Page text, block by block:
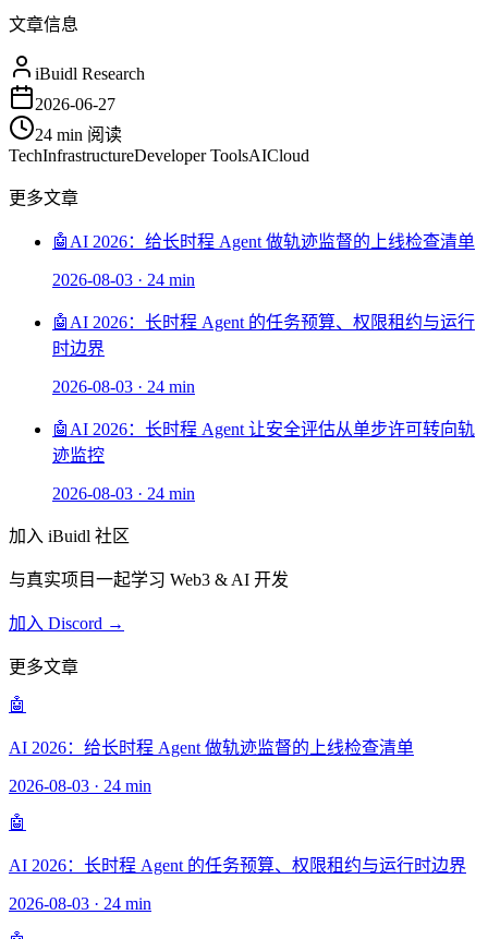
文章信息
iBuidl Research
2026-06-27
24 min 阅读
TechInfrastructureDeveloper ToolsAICloud
更多文章
🤖 AI 2026：给长时程 Agent 做轨迹监督的上线检查清单
2026-08-03 · 24 min
🤖 AI 2026：长时程 Agent 的任务预算、权限租约与运行
时边界
2026-08-03 · 24 min
🤖 AI 2026：长时程 Agent 让安全评估从单步许可转向轨
迹监控
2026-08-03 · 24 min
加入 iBuidl 社区
与真实项目一起学习 Web3 & AI 开发
加入 Discord →
更多文章
🤖
AI 2026：给长时程 Agent 做轨迹监督的上线检查清单
2026-08-03 · 24 min
🤖
AI 2026：长时程 Agent 的任务预算、权限租约与运行时边界
2026-08-03 · 24 min